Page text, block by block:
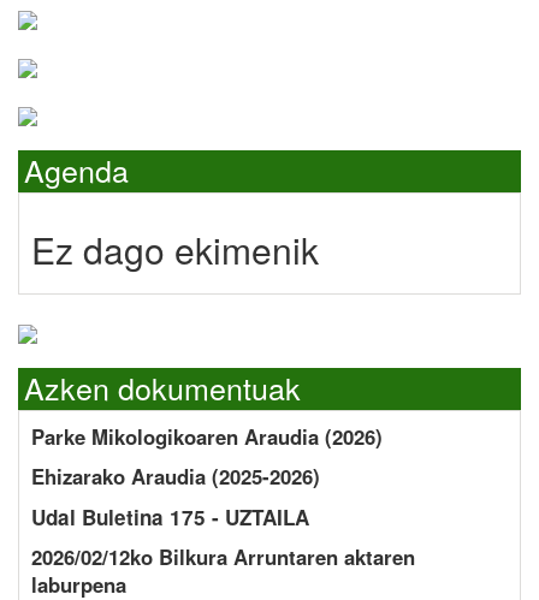
Agenda
Ez dago ekimenik
Azken dokumentuak
Parke Mikologikoaren Araudia (2026)
Ehizarako Araudia (2025-2026)
Udal Buletina 175 - UZTAILA
2026/02/12ko Bilkura Arruntaren aktaren
laburpena